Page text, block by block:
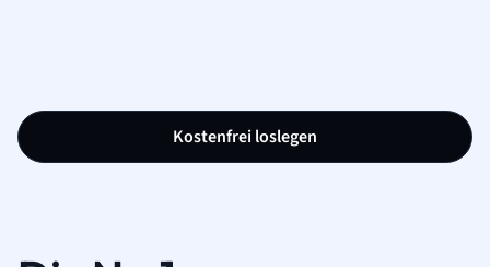
Kostenfrei loslegen